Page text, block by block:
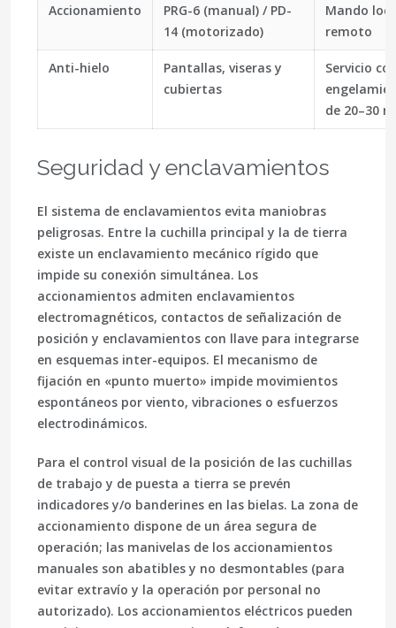
Accionamiento
PRG-6 (manual) / PD-
14 (motorizado)
Mando
remoto
Anti-hielo
Pantallas, viseras y
cubiertas
Servicio
de 20–30
Seguridad y enclavamientos
El sistema de enclavamientos evita maniobras
peligrosas. Entre la cuchilla principal y la de tierra
existe un enclavamiento mecánico rígido que
impide su conexión simultánea. Los
accionamientos admiten enclavamientos
electromagnéticos, contactos de señalización de
posición y enclavamientos con llave para integrarse
en esquemas inter-equipos. El mecanismo de
fijación en «punto muerto» impide movimientos
espontáneos por viento, vibraciones o esfuerzos
electrodinámicos.
Para el control visual de la posición de las cuchillas
de trabajo y de puesta a tierra se prevén
indicadores y/o banderines en las bielas. La zona de
accionamiento dispone de un área segura de
operación; las manivelas de los accionamientos
manuales son abatibles y no desmontables (para
evitar extravío y la operación por personal no
autorizado). Los accionamientos eléctricos pueden